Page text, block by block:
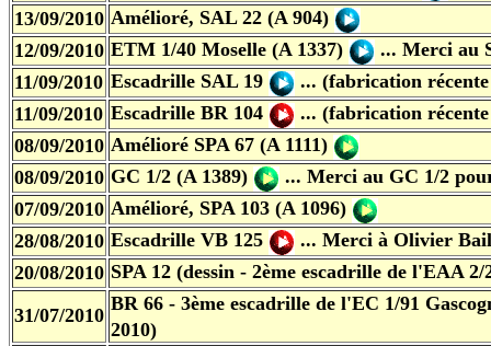
13/09/2010 Amélioré, SAL 22 (A 904)
12/09/2010 ETM 1/40 Moselle (A 1337)
... Merci au
11/09/2010 Escadrille SAL 19
... (fabrication récente
11/09/2010 Escadrille BR 104
... (fabrication récente
08/09/2010 Amélioré SPA 67 (A 1111)
08/09/2010 GC 1/2 (A 1389)
... Merci au GC 1/2
07/09/2010 Amélioré, SPA 103 (A 1096)
28/08/2010 Escadrille VB 125
... Merci à Olivier
20/08/2010 SPA 12 (dessin - 2ème escadrille de l'EAA
31/07/2010
BR 66 - 3ème escadrille de l'EC 1/91
2010)